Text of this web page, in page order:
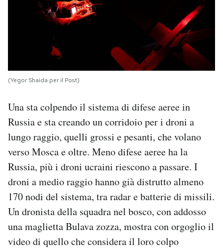
(Yegor Shaida per il Post)
Una sta colpendo il sistema di difese aeree in
Russia e sta creando un corridoio per i droni a
lungo raggio, quelli grossi e pesanti, che volano
verso Mosca e oltre. Meno difese aeree ha la
Russia, più i droni ucraini riescono a passare. I
droni a medio raggio hanno già distrutto almeno
170 nodi del sistema, tra radar e batterie di missili.
Un dronista della squadra nel bosco, con addosso
una maglietta Bulava zozza, mostra con orgoglio il
video di quello che considera il loro colpo